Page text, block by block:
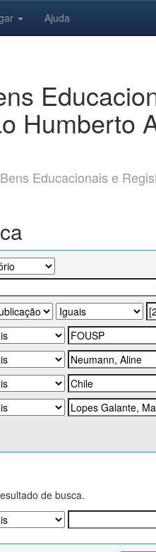
Ajuda
Humberto
Educacionais e
de busca.